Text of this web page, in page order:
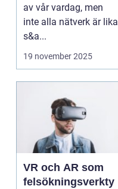
av vår vardag, men
inte alla nätverk är lika
s&a...
19 november 2025
VR och AR som
felsökningsverkty